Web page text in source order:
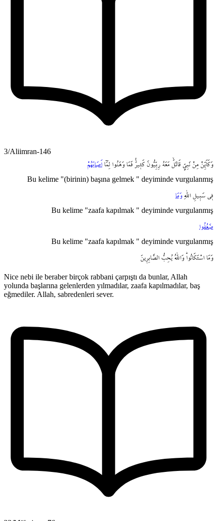
3/Aliimran-146
وَكَاَيِّنْ مِنْ نَبِيٍّ قَاتَلَۙ مَعَهُ رِبِّيُّونَ كَث۪يرٌۚ فَمَا وَهَنُوا لِمَٓا اَصَابَهُمْ
Bu kelime "(birinin) başına gelmek " deyiminde vurgulanmış
ف۪ي
سَب۪يلِ اللّٰهِ وَمَا
Bu kelime "zaafa kapılmak " deyiminde vurgulanmış
ضَعُفُوا
Bu kelime "zaafa kapılmak " deyiminde vurgulanmış
وَمَا اسْتَكَانُواۜ وَاللّٰهُ يُحِبُّ الصَّابِر۪ينَ
Nice nebi ile beraber birçok rabbani çarpıştı da bunlar, Allah
yolunda başlarına gelenlerden yılmadılar, zaafa kapılmadılar, baş
eğmediler. Allah, sabredenleri sever.